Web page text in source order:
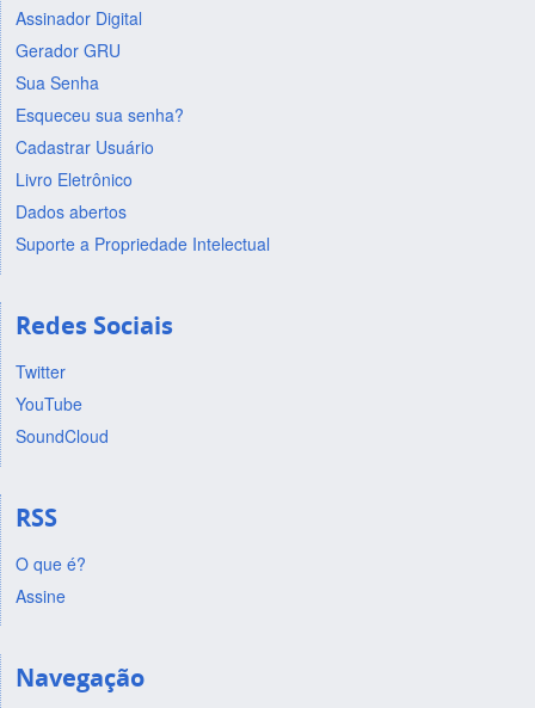
Assinador Digital
Gerador GRU
Sua Senha
Esqueceu sua senha?
Cadastrar Usuário
Livro Eletrônico
Dados abertos
Suporte a Propriedade Intelectual
Redes Sociais
Twitter
YouTube
SoundCloud
RSS
O que é?
Assine
Navegação